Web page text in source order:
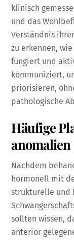
klinisch
und das
Verständnis
zu erkennen,
fungiert und
kommuniziert,
priorisieren,
pathologische
Häufige
anomalien
Nachdem
hormonell mit
strukturelle und
sollten wissen,
anterior